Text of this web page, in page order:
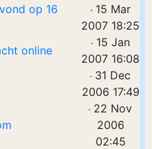
op 16
15 Mar
2007 18:25
online
15 Jan
2007 16:08
31 Dec
2006 17:49
22 Nov
2006
02:45